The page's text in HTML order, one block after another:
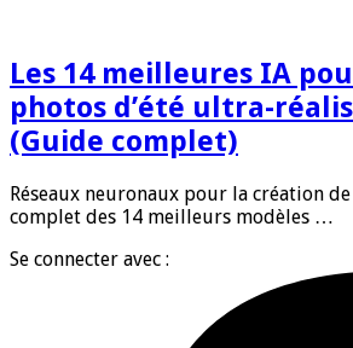
Les 14 meilleures IA
photos d’été ultra-
(Guide complet)
Réseaux neuronaux pour la création
complet des 14 meilleurs modèles …
Se connecter avec :